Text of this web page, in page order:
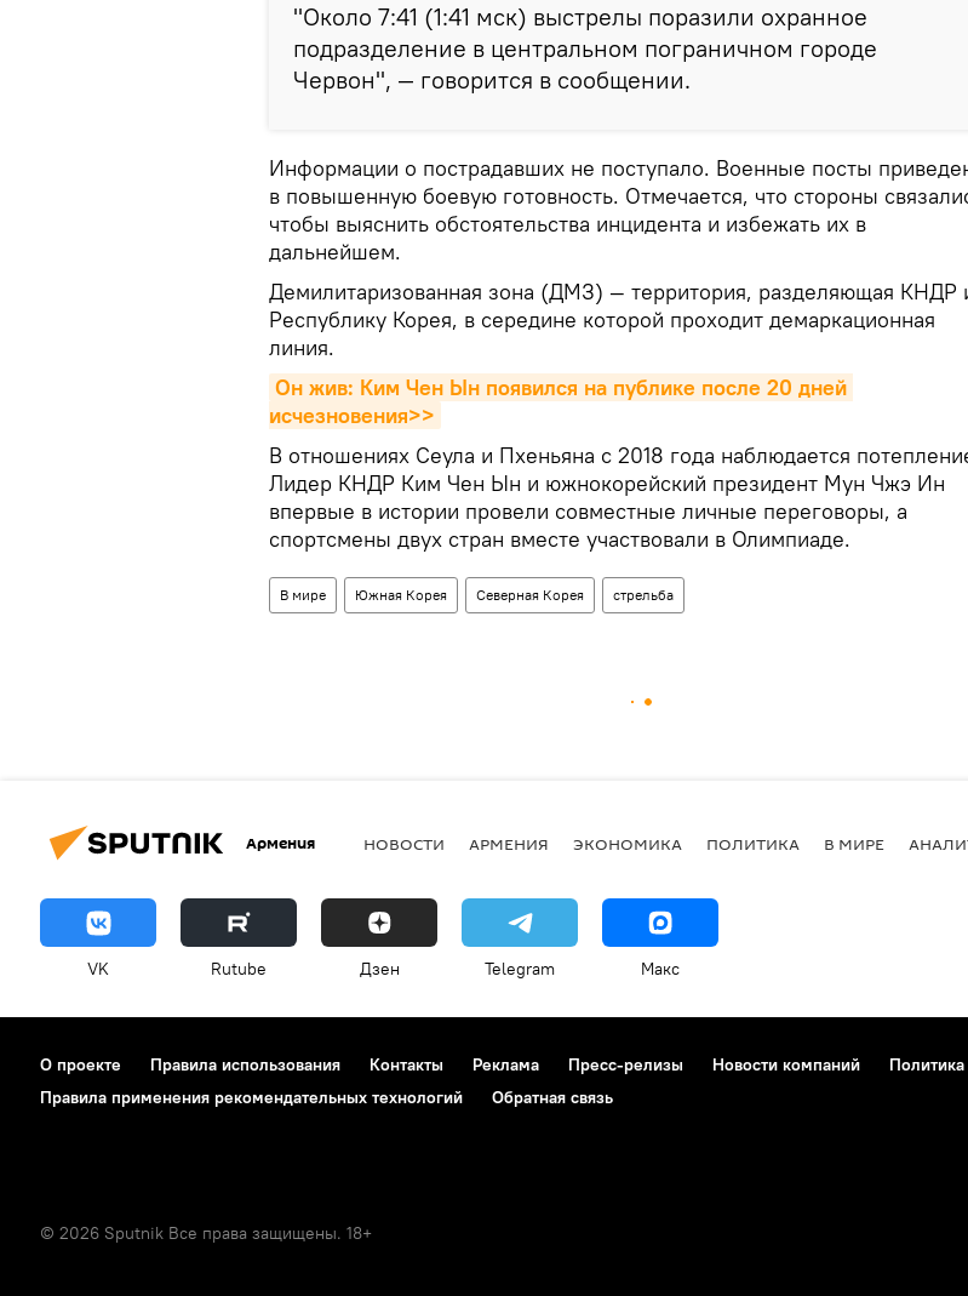
"Около 7:41 (1:41 мск) выстрелы поразили охранное
подразделение в центральном пограничном городе
Червон", — говорится в сообщении.
Информации о пострадавших не поступало. Военные посты
в повышенную боевую готовность. Отмечается, что стороны
чтобы выяснить обстоятельства инцидента и избежать их в
дальнейшем.
Демилитаризованная зона (ДМЗ) — территория, разделяющая КНДР
Республику Корея, в середине которой проходит демаркационная
линия.
Он жив: Ким Чен Ын появился на публике после 20 дней
исчезновения>>
В отношениях Сеула и Пхеньяна с 2018 года наблюдается
Лидер КНДР Ким Чен Ын и южнокорейский президент Мун Чжэ Ин
впервые в истории провели совместные личные переговоры, а
спортсмены двух стран вместе участвовали в Олимпиаде.
В мире Южная Корея Северная Корея стрельба
Армения НОВОСТИ АРМЕНИЯ ЭКОНОМИКА ПОЛИТИКА В МИРЕ
VK Rutube Дзен Telegram Макс
О проекте Правила использования Контакты Реклама Пресс-релизы Новости компаний
Правила применения рекомендательных технологий
Обратная связь
© 2026 Sputnik Все права защищены. 18+